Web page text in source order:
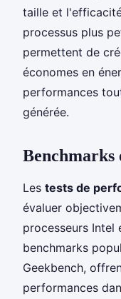
taille et
processus plus
permettent de
économes en
performances
générée.
Benchmarks
Les tests de
évaluer
processeurs Intel
benchmarks
Geekbench,
performances